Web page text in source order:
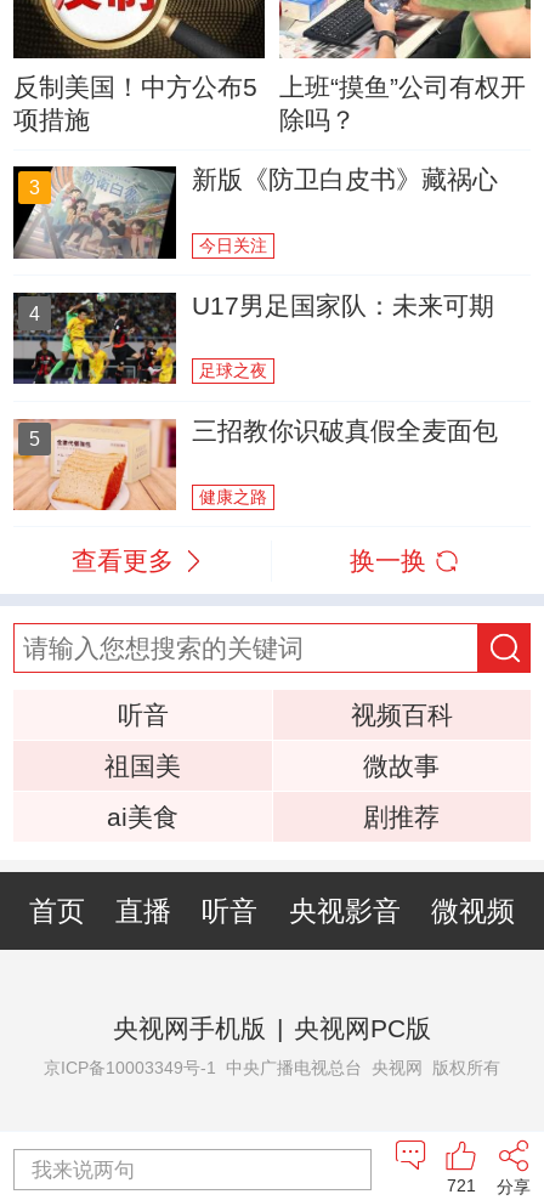
反制美国！中方公布5
项措施
上班“摸鱼”公司有权开
除吗？
3 新版《防卫白皮书》藏祸心
今日关注
4 U17男足国家队：未来可期
足球之夜
5 三招教你识破真假全麦面包
健康之路
查看更多 换一换
听音
视频百科
祖国美
微故事
ai美食
剧推荐
首页 直播 听音 央视影音 微视频
央视网手机版 | 央视网PC版
京ICP备10003349号-1 中央广播电视总台 央视网 版权所有
我来说两句
分享
721